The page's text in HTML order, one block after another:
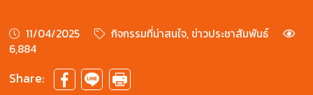
11/04/2025
กิจกรรมที่น่าสนใจ, ข่าวประชาสัมพันธ์
6,884
Share: